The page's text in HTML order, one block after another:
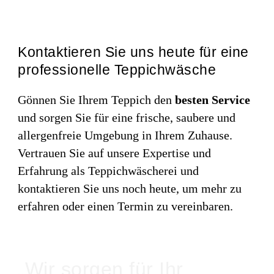
Kontaktieren Sie uns heute für eine
professionelle Teppichwäsche
Gönnen Sie Ihrem Teppich den besten Service
und sorgen Sie für eine frische, saubere und
allergenfreie Umgebung in Ihrem Zuhause.
Vertrauen Sie auf unsere Expertise und
Erfahrung als Teppichwäscherei und
kontaktieren Sie uns noch heute, um mehr zu
erfahren oder einen Termin zu vereinbaren.